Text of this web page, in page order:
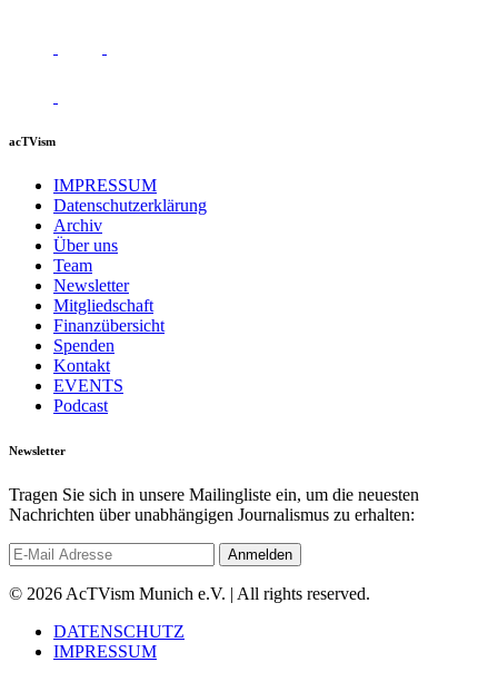
acTVism
IMPRESSUM
Datenschutzerklärung
Archiv
Über uns
Team
Newsletter
Mitgliedschaft
Finanzübersicht
Spenden
Kontakt
EVENTS
Podcast
Newsletter
Tragen Sie sich in unsere Mailingliste ein, um die neuesten
Nachrichten über unabhängigen Journalismus zu erhalten:
© 2026 AcTVism Munich e.V. | All rights reserved.
DATENSCHUTZ
IMPRESSUM